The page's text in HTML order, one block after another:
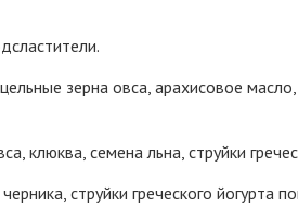
зерна овса, арахисовое
клюква, семена льна, струйки
струйки греческого йогурта